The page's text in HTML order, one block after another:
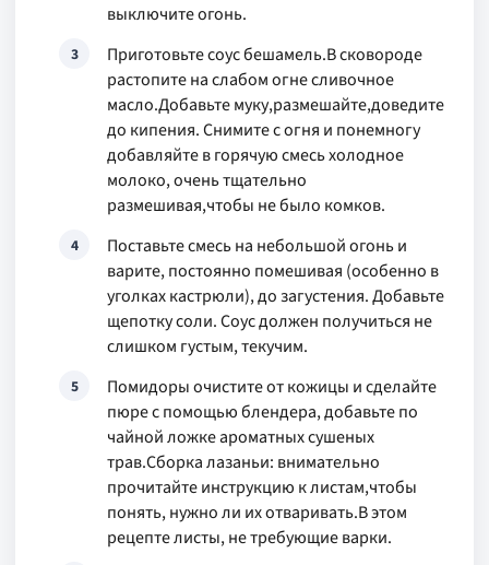
выключите огонь.
3
Приготовьте соус бешамель.В сковороде
растопите на слабом огне сливочное
масло.Добавьте муку,размешайте,доведите
до кипения. Снимите с огня и понемногу
добавляйте в горячую смесь холодное
молоко, очень тщательно
размешивая,чтобы не было комков.
4
Поставьте смесь на небольшой огонь и
варите, постоянно помешивая (особенно в
уголках кастрюли), до загустения. Добавьте
щепотку соли. Соус должен получиться не
слишком густым, текучим.
5
Помидоры очистите от кожицы и сделайте
пюре с помощью блендера, добавьте по
чайной ложке ароматных сушеных
трав.Сборка лазаньи: внимательно
прочитайте инструкцию к листам,чтобы
понять, нужно ли их отваривать.В этом
рецепте листы, не требующие варки.